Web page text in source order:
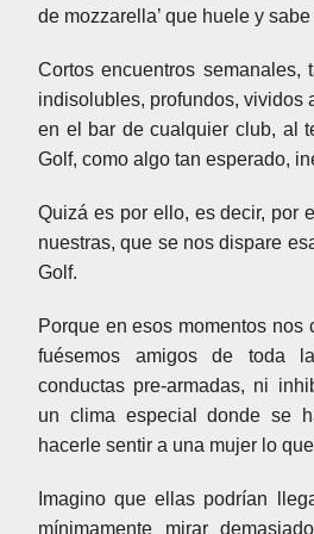
de mozzarella’ que huele y
Cortos encuentros semanales,
indisolubles, profundos, vividos
en el bar de cualquier club, al
Golf, como algo tan esperado,
Quizá es por ello, es decir, por
nuestras, que se nos dispare
Golf.
Porque en esos momentos nos
fuésemos amigos de toda
conductas pre-armadas, ni
un clima especial donde se
hacerle sentir a una mujer lo
Imagino que ellas podrían
mínimamente mirar